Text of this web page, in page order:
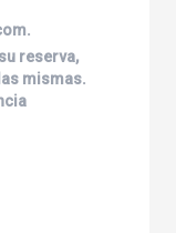
reserva,
mismas.